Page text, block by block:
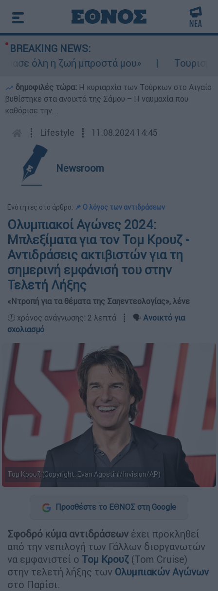
BREAKING NEWS:
όλη η ζωή μπροστά μου»
Τουρισμός
δημοφιλές τώρα: Η κυριαρχία των Τούρκων στο Αιγαίο
βυθίστηκε στα ανοιχτά της Σάμου – Η ναυμαχία που
καθόρισε την...
┋ Lifestyle ┋ 11.08.2024 14:45
Newsroom
Ενότητες στο άρθρο: 📌 Ο λόγος των αντιδράσεων
Ολυμπιακοί Αγώνες 2024:
Μπλεξίματα για τον Τομ Κρουζ -
Αντιδράσεις ακτιβιστών για τη
σημερινή εμφάνισή του στην
Τελετή Λήξης
«Ντροπή για τα θέματα της Σαηεντεολογίας», λένε
🕛 χρόνος ανάγνωσης: 2 λεπτά ┋ 🗣️ Ανοικτό για
σχολιασμό
Τομ Κρουζ (Copyright: Evan Agostini/Invision/AP)
Προσθέστε το ΕΘΝΟΣ στη Google
Σφοδρό κύμα αντιδράσεων έχει προκληθεί
από την νεπιλογή των Γάλλων διοργανωτών
να εμφανιστεί ο Τομ Κρουζ (Tom Cruise)
στην τελετή λήξης των Ολυμπιακών Αγώνων
στο Παρίσι.